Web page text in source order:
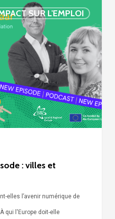
SUR L'EMPLOI
: villes et
elles l’avenir numérique de
qui l'Europe doit-elle